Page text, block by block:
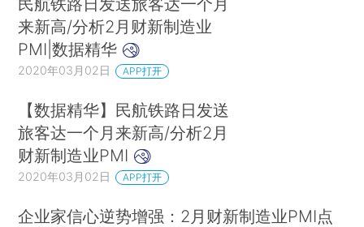
来新高/分析2月财新制造业
PMI|数据精华
2020年03月02日 APP打开
【数据精华】民航铁路日发送
旅客达一个月来新高/分析2月
财新制造业PMI
2020年03月02日 APP打开
企业家信心逆势增强：2月财新制造业PMI点